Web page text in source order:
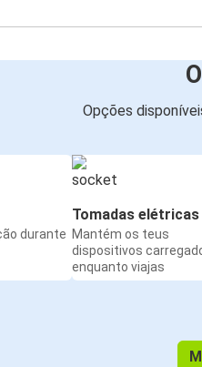
Opções
durante
Tomadas elétricas
Mantém os teus
dispositivos
enquanto viajas